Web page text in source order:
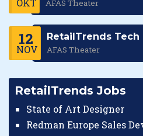
OKT AFAS Theater
12
NOV
RetailTrends Tech
AFAS Theater
RetailTrends Jobs
State of Art Designer
Redman Europe Sales